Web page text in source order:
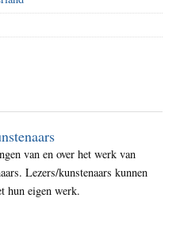
van en over het werk van
Lezers/kunstenaars kunnen
hun eigen werk.